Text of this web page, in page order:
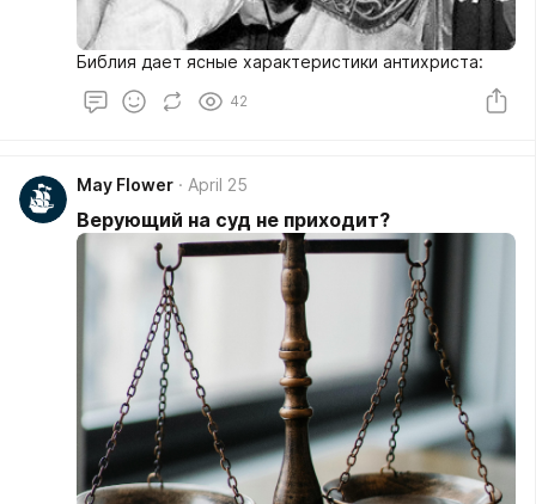
Библия дает ясные характеристики антихриста:
42
May Flower April 25
Верующий на суд не приходит?